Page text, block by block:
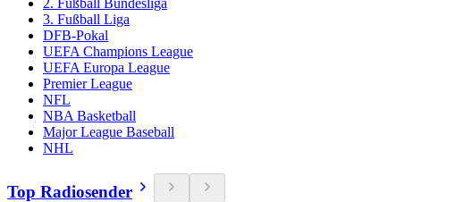
2. Fußball Bundesliga
3. Fußball Liga
DFB-Pokal
UEFA Champions League
UEFA Europa League
Premier League
NFL
NBA Basketball
Major League Baseball
NHL
Top Radiosender